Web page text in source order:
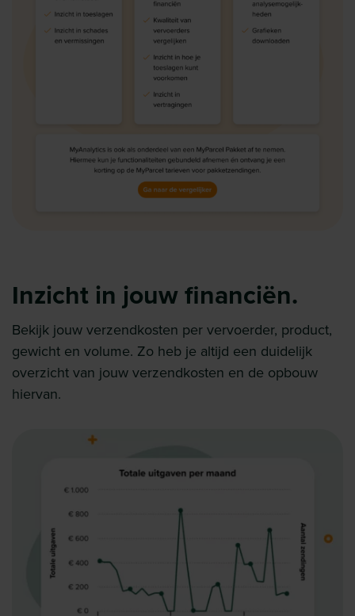
Inzicht in jouw financiën.
Bekijk jouw verzendkosten per vervoerder, product,
gewicht en volume. Zo heb je altijd een duidelijk
overzicht van jouw verzendkosten en de opbouw
hiervan.